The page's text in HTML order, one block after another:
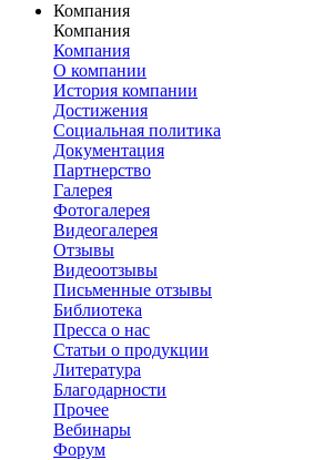
Компания
Компания
Компания
О компании
История компании
Достижения
Социальная политика
Документация
Партнерство
Галерея
Фотогалерея
Видеогалерея
Отзывы
Видеоотзывы
Письменные отзывы
Библиотека
Пресса о нас
Статьи о продукции
Литература
Благодарности
Прочее
Вебинары
Форум